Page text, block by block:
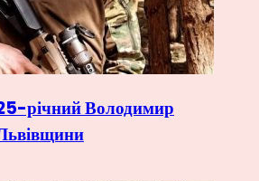
річний Володимир